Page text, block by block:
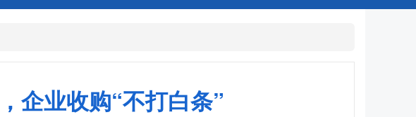
企业收购“不打白条”